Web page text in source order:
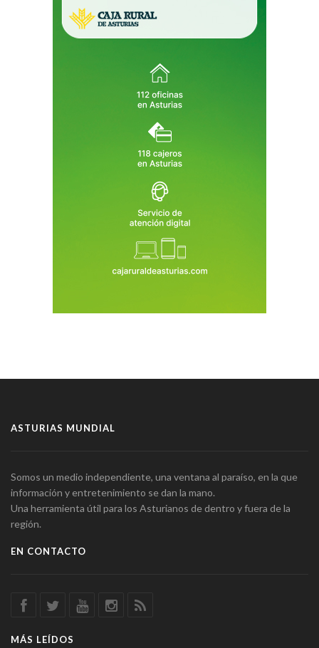
ASTURIAS MUNDIAL
Somos un medio independiente, una ventana al paraíso, en la que
información y entretenimiento se dan la mano.
Una herramienta útil para los Asturianos de dentro y fuera de la
región.
EN CONTACTO
MÁS LEÍDOS